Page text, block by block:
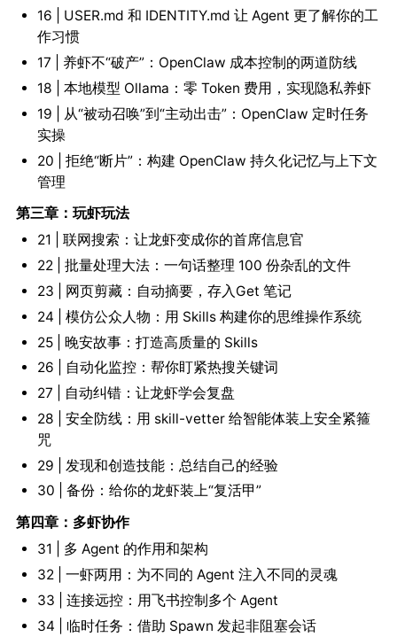
16 | USER.md 和 IDENTITY.md 让 Agent 更了解你的工
作习惯
17 | 养虾不“破产”：OpenClaw 成本控制的两道防线
18 | 本地模型 Ollama：零 Token 费用，实现隐私养虾
19 | 从“被动召唤”到“主动出击”：OpenClaw 定时任务
实操
20 | 拒绝“断片”：构建 OpenClaw 持久化记忆与上下文
管理
第三章：玩虾玩法
21 | 联网搜索：让龙虾变成你的首席信息官
22 | 批量处理大法：一句话整理 100 份杂乱的文件
23 | 网页剪藏：自动摘要，存入Get 笔记
24 | 模仿公众人物：用 Skills 构建你的思维操作系统
25 | 晚安故事：打造高质量的 Skills
26 | 自动化监控：帮你盯紧热搜关键词
27 | 自动纠错：让龙虾学会复盘
28 | 安全防线：用 skill-vetter 给智能体装上安全紧箍
咒
29 | 发现和创造技能：总结自己的经验
30 | 备份：给你的龙虾装上“复活甲”
第四章：多虾协作
31 | 多 Agent 的作用和架构
32 | 一虾两用：为不同的 Agent 注入不同的灵魂
33 | 连接远控：用飞书控制多个 Agent
34 | 临时任务：借助 Spawn 发起非阻塞会话